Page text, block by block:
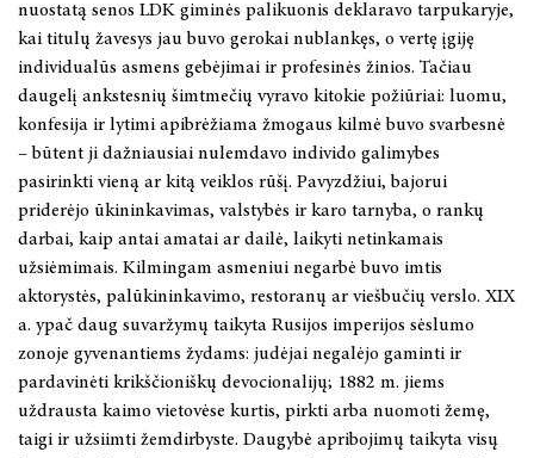
2026 m. gruodžio 1 d.
Tęstiniai leidiniai
Books in English
Knygynas
LKTI virtualioji biblioteka
2025 m. lapkričio 6–7 d.
2025 m. lapkričio 5 d.
2025 m. spalio 16–17 d.
2025 m. spalio 3 - 4 d.
2025 m. rugsėjo 25–27 d.
2025 m. rugsėjo 18-19 d.
2025 m. gegužės 15–16 d.
2025 m. gegužės 6 d.
nuostatą senos LDK giminės palikuonis deklaravo tarpukaryje,
kai titulų žavesys jau buvo gerokai nublankęs, o vertę įgiję
individualūs asmens gebėjimai ir profesinės žinios. Tačiau
daugelį ankstesnių šimtmečių vyravo kitokie požiūriai: luomu,
konfesija ir lytimi apibrėžiama žmogaus kilmė buvo svarbesnė
– būtent ji dažniausiai nulemdavo individo galimybes
pasirinkti vieną ar kitą veiklos rūšį. Pavyzdžiui, bajorui
priderėjo ūkininkavimas, valstybės ir karo tarnyba, o rankų
darbai, kaip antai amatai ar dailė, laikyti netinkamais
užsiėmimais. Kilmingam asmeniui negarbė buvo imtis
aktorystės, palūkininkavimo, restoranų ar viešbučių verslo. XIX
a. ypač daug suvaržymų taikyta Rusijos imperijos sėslumo
zonoje gyvenantiems žydams: judėjai negalėjo gaminti ir
pardavinėti krikščioniškų devocionalijų; 1882 m. jiems
uždrausta kaimo vietovėse kurtis, pirkti arba nuomoti žemę,
taigi ir užsiimti žemdirbyste. Daugybė apribojimų taikyta visų